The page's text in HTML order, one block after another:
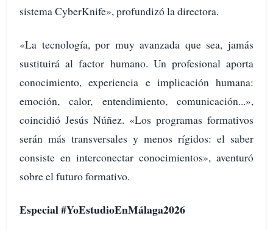
sistema CyberKnife», profundizó la directora.
«La tecnología, por muy avanzada que sea, jamás
sustituirá al factor humano. Un profesional aporta
conocimiento, experiencia e implicación humana:
emoción, calor, entendimiento, comunicación...»,
coincidió Jesús Núñez. «Los programas formativos
serán más transversales y menos rígidos: el saber
consiste en interconectar conocimientos», aventuró
sobre el futuro formativo.
Especial #YoEstudioEnMálaga2026